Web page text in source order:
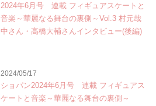
2024年6月号 連載 フィギュアスケートと
音楽～華麗なる舞台の裏側～Vol.3 村元哉
中さん・高橋大輔さんインタビュー(後編)
2024/05/17
ショパン2024年6月号 連載 フィギュアス
ケートと音楽～華麗なる舞台の裏側～